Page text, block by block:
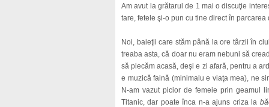
Am avut la grătarul de 1 mai o discuţie
tare, fetele şi-o pun cu tine direct în
Noi, baieţii care stăm până la ore târzii în
treaba asta, că doar nu eram nebuni să
să plecăm acasă, deşi e zi afară, pentru a
e muzică faină (minimalu e viaţa mea), ne
N-am vazut picior de femeie prin geamul
Titanic, dar poate înca n-a ajuns criza la